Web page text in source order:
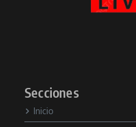
Secciones
Inicio